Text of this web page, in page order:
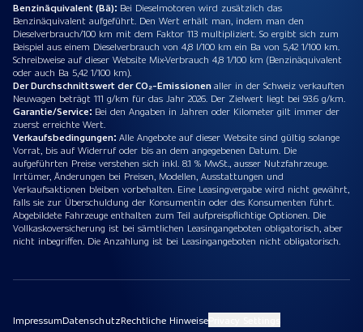
Benzinäquivalent (Bä): Bei Dieselmotoren wird zusätzlich das
Benzinäquivalent aufgeführt. Den Wert erhält man, indem man den
Dieselverbrauch/100 km mit dem Faktor 113 multipliziert. So ergibt sich zum
Beispiel aus einem Dieselverbrauch von 4,8 l/100 km ein Ba von 5,42 1/100 km.
Schreibweise auf dieser Website Mix-Verbrauch 4,8 1/100 km (Benzinäquivalent
oder auch Ba 5,42 1/100 km).
Der Durchschnittswert der CO₂-Emissionenaller in der Schweiz verkauften
Neuwagen beträgt 111 g/km für das Jahr 2026. Der Zielwert liegt bei 93.6 g/km.
Garantie/Service: Bei den Angaben in Jahren oder Kilometer gilt immer der
zuerst erreichte Wert.
Verkaufsbedingungen: Alle Angebote auf dieser Website sind gültig solange
Vorrat, bis auf Widerruf oder bis an dem angegebenen Datum. Die
aufgeführten Preise verstehen sich inkl. 8.1 % MwSt., ausser Nutzfahrzeuge.
Irrtümer, Änderungen bei Preisen, Modellen, Ausstattungen und
Verkaufsaktionen bleiben vorbehalten. Eine Leasingvergabe wird nicht gewährt,
falls sie zur Überschuldung der Konsumentin oder des Konsumenten führt.
Abgebildete Fahrzeuge enthalten zum Teil aufpreispflichtige Optionen. Die
Vollkaskoversicherung ist bei sämtlichen Leasingangeboten obligatorisch, aber
nicht inbegriffen. Die Anzahlung ist bei Leasingangeboten nicht obligatorisch.
ImpressumDatenschutzRechtliche Hinweise